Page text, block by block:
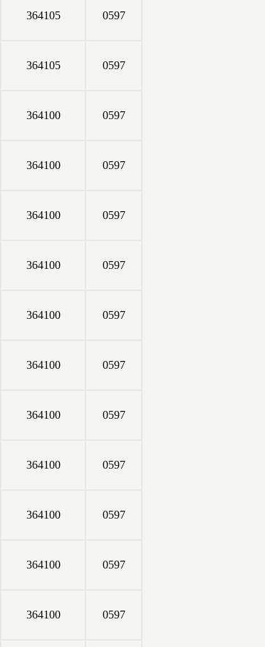
364105 0597
364105 0597
364100 0597
364100 0597
364100 0597
364100 0597
364100 0597
364100 0597
364100 0597
364100 0597
364100 0597
364100 0597
364100 0597